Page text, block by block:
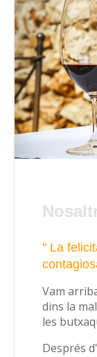
" La
Vam
dins la
les
Després